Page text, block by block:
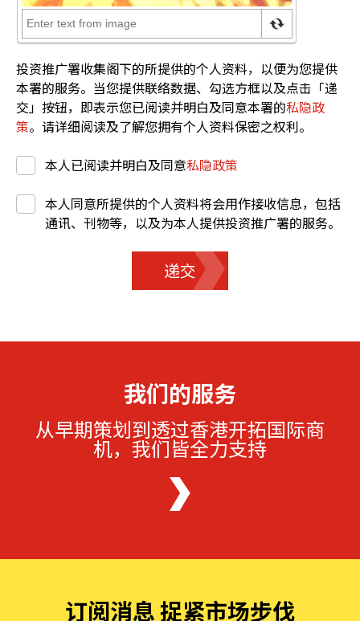
投资推广署收集阁下的所提供的个人资料，以便为您提供
本署的服务。当您提供联络数据、勾选方框以及点击「递
交」按钮，即表示您已阅读并明白及同意本署的私隐政
策。请详细阅读及了解您拥有个人资料保密之权利。
本人已阅读并明白及同意私隐政策
本人同意所提供的个人资料将会用作接收信息，包括
通讯、刊物等，以及为本人提供投资推广署的服务。
递交
我们的服务
从早期策划到透过香港开拓国际商
机，我们皆全力支持
订阅消息 捉紧市场步伐